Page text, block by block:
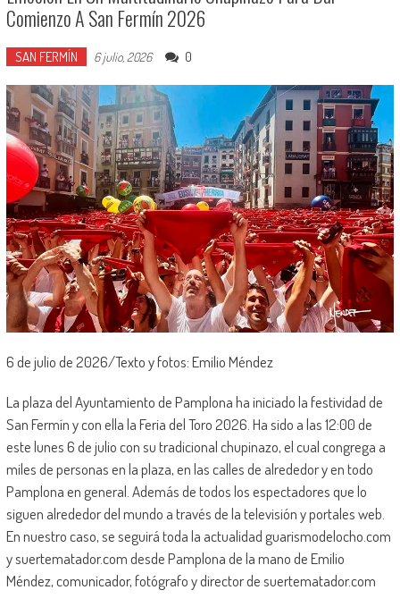
Comienzo A San Fermín 2026
SAN FERMÍN 6 julio, 2026 0
6 de julio de 2026/Texto y fotos: Emilio Méndez
La plaza del Ayuntamiento de Pamplona ha iniciado la festividad de
San Fermín y con ella la Feria del Toro 2026. Ha sido a las 12:00 de
este lunes 6 de julio con su tradicional chupinazo, el cual congrega a
miles de personas en la plaza, en las calles de alrededor y en todo
Pamplona en general. Además de todos los espectadores que lo
siguen alrededor del mundo a través de la televisión y portales web.
En nuestro caso, se seguirá toda la actualidad guarismodelocho.com
y suertematador.com desde Pamplona de la mano de Emilio
Méndez, comunicador, fotógrafo y director de suertematador.com